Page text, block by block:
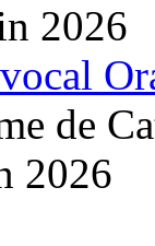
2026
de
2026